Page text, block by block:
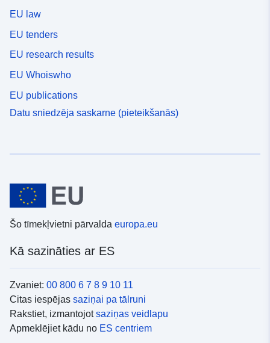
EU law
EU tenders
EU research results
EU Whoiswho
EU publications
Datu sniedzēja saskarne (pieteikšanās)
Šo tīmekļvietni pārvalda europa.eu
Kā sazināties ar ES
Zvaniet: 00 800 6 7 8 9 10 11
Citas iespējas saziņai pa tālruni
Rakstiet, izmantojotsaziņas veidlapu
Apmeklējiet kādu no ES centriem